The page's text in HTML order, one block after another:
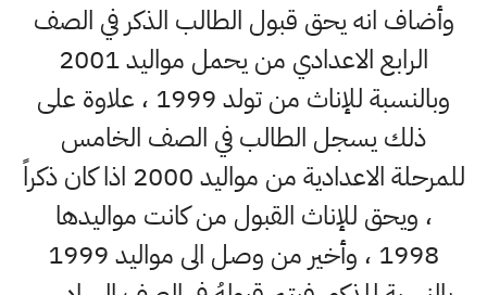
وأضاف انه يحق قبول الطالب الذكر في الصف
الرابع الاعدادي من يحمل مواليد 2001
وبالنسبة للإناث من تولد 1999 ، علاوة على
ذلك يسجل الطالب في الصف الخامس
للمرحلة الاعدادية من مواليد 2000 اذا كان ذكراً
، ويحق للإناث القبول من كانت مواليدها
1998 ، وأخير من وصل الى مواليد 1999